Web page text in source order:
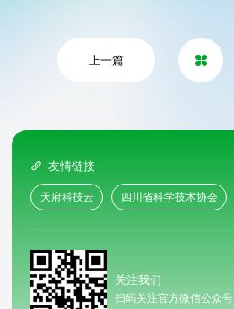
上一篇 
 友情链接
天府科技云 四川省科学技术协会
关注我们
扫码关注官方微信公众号